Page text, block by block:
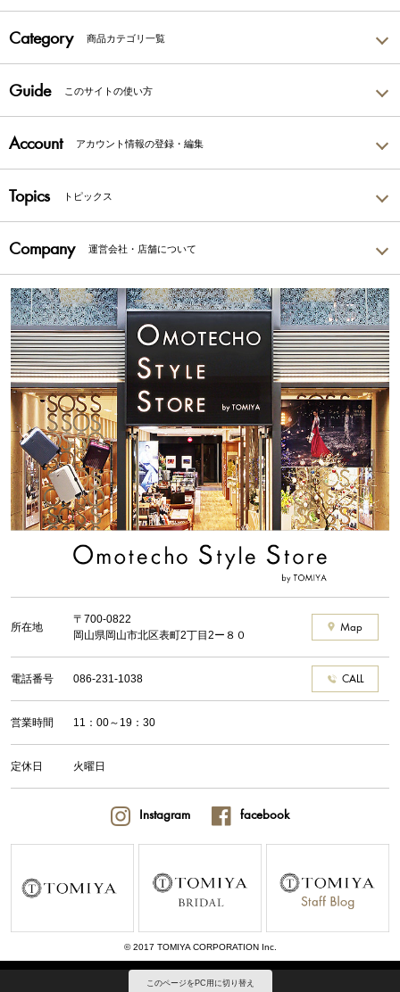
Category 商品カテゴリ一覧
Guide このサイトの使い方
Account アカウント情報の登録・編集
Topics トピックス
Company 運営会社・店舗について
所在地
〒700-0822
岡山県岡山市北区表町2丁目2ー８０
Map
電話番号 086-231-1038 CALL
営業時間 11：00～19：30
定休日 火曜日
Instagram facebook
© 2017 TOMIYA CORPORATION Inc.
このページをPC用に切り替え